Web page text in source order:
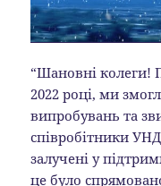
“Шановні колеги!
2022 році, ми
випробувань та
співробітники
залучені у
це було